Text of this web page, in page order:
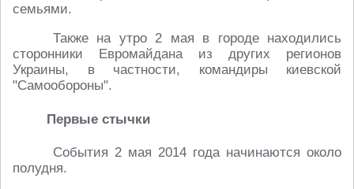
семьями.
Также на утро 2 мая в городе находились
сторонники Евромайдана из других регионов
Украины, в частности, командиры киевской
"Самообороны".
Первые стычки
События 2 мая 2014 года начинаются около
полудня.